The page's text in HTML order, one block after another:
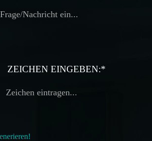
ZEICHEN EINGEBEN:*